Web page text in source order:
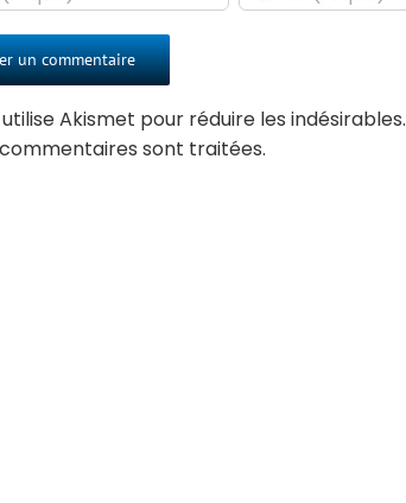
Akismet pour réduire les indésirables.
sont traitées.